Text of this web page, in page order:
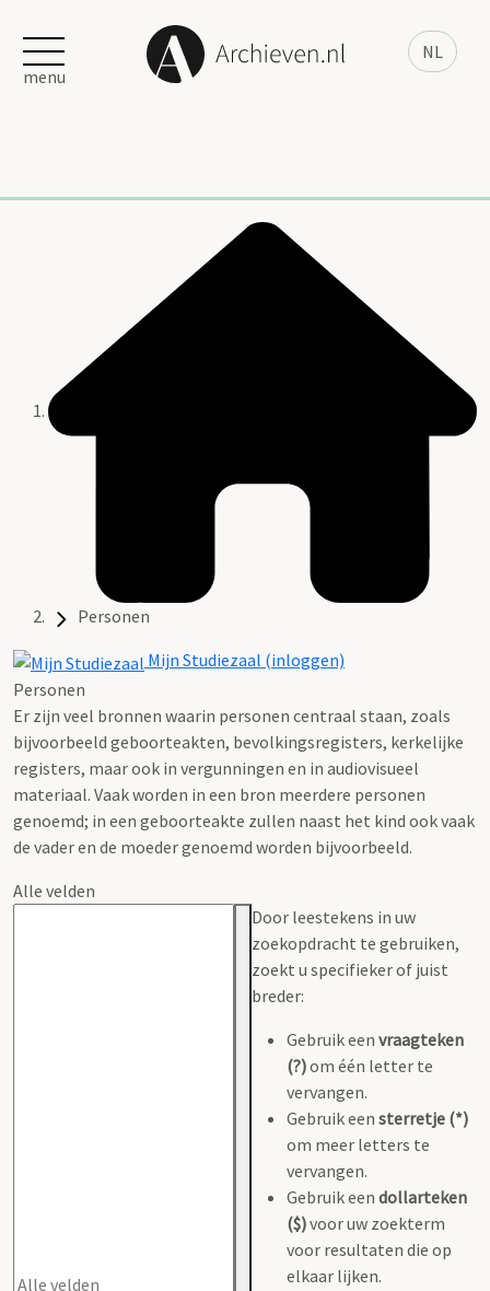
NL
menu
Personen
Mijn Studiezaal (inloggen)
Personen
Er zijn veel bronnen waarin personen centraal staan, zoals
bijvoorbeeld geboorteakten, bevolkingsregisters, kerkelijke
registers, maar ook in vergunningen en in audiovisueel
materiaal. Vaak worden in een bron meerdere personen
genoemd; in een geboorteakte zullen naast het kind ook vaak
de vader en de moeder genoemd worden bijvoorbeeld.
Alle velden
Door leestekens in uw
zoekopdracht te gebruiken,
zoekt u specifieker of juist
breder:
Gebruik een vraagteken
(?)om één letter te
vervangen.
Gebruik een sterretje (*)
om meer letters te
vervangen.
Gebruik een dollarteken
($)voor uw zoekterm
voor resultaten die op
elkaar lijken.